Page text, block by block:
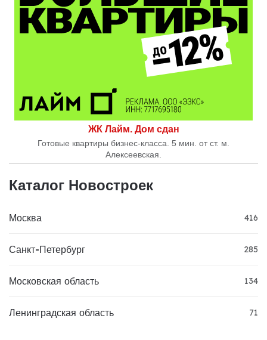
ЖК Лайм. Дом сдан
Готовые квартиры бизнес-класса. 5 мин. от ст. м.
Алексеевская.
Каталог Новостроек
Москва 416
Санкт-Петербург 285
Московская область 134
Ленинградская область 71